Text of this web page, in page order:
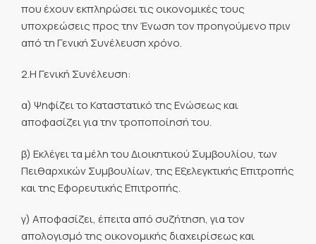
που έχουν εκπληρώσει τις οικονομικές τους
υποχρεώσεις προς την Ένωση τον προηγούμενο πριν
από τη Γενική Συνέλευση χρόνο.
2.Η Γενική Συνέλευση:
α) Ψηφίζει το Καταστατικό της Ενώσεως και
αποφασίζει για την τροποποίησή του.
β) Εκλέγει τα μέλη του Διοικητικού Συμβουλίου, των
Πειθαρχικών Συμβουλίων, της Εξελεγκτικής Επιτροπής
και της Εφορευτικής Επιτροπής.
γ) Αποφασίζει, έπειτα από συζήτηση, για τον
απολογισμό της οικονομικής διαχειρίσεως και